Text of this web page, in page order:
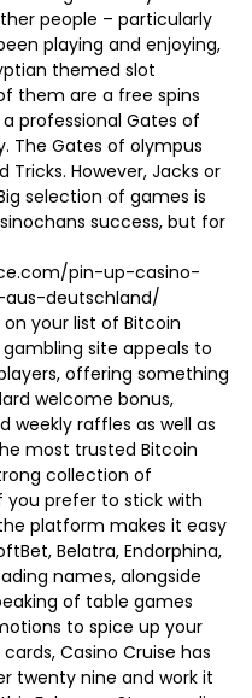
people – particularly
playing and enjoying,
themed slot
them are a free spins
professional Gates of
The Gates of olympus
Tricks. However, Jacks or
selection of games is
success, but for
pin-up-casino-
deutschland/
your list of Bitcoin
site appeals to
offering something
welcome bonus,
weekly raffles as well as
most trusted Bitcoin
collection of
prefer to stick with
platform makes it easy
Belatra, Endorphina,
names, alongside
of table games
to spice up your
Casino Cruise has
twenty nine and work it